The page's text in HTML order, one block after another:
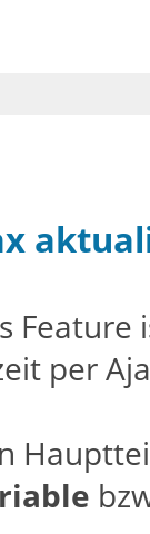
per